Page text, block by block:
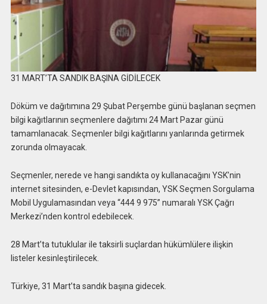
31 MART’TA SANDIK BAŞINA GİDİLECEK
Döküm ve dağıtımına 29 Şubat Perşembe günü başlanan seçmen
bilgi kağıtlarının seçmenlere dağıtımı 24 Mart Pazar günü
tamamlanacak. Seçmenler bilgi kağıtlarını yanlarında getirmek
zorunda olmayacak.
Seçmenler, nerede ve hangi sandıkta oy kullanacağını YSK’nin
internet sitesinden, e-Devlet kapısından, YSK Seçmen Sorgulama
Mobil Uygulamasından veya “444 9 975” numaralı YSK Çağrı
Merkezi’nden kontrol edebilecek.
28 Mart’ta tutuklular ile taksirli suçlardan hükümlülere ilişkin
listeler kesinleştirilecek.
Türkiye, 31 Mart’ta sandık başına gidecek.